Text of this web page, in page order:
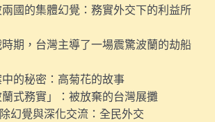
三天，是怎樣的體驗？
「我是同性戀嗎？」這個問題｜談啟發
重播第一季｜觀察者的誕生：19世紀
兩國的集體幻覺：務實外交下的利益所
時期，台灣主導了一場震驚波蘭的劫船
中的秘密：高菊花的故事
蘭式務實」：被放棄的台灣展攤
幻覺與深化交流：全民外交